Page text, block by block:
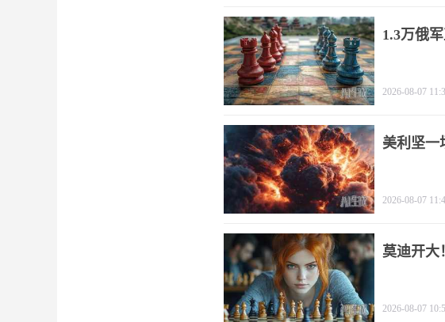
1.3万俄
2026-08-07
美利坚一
2026-08-07
莫迪开大
2026-08-07